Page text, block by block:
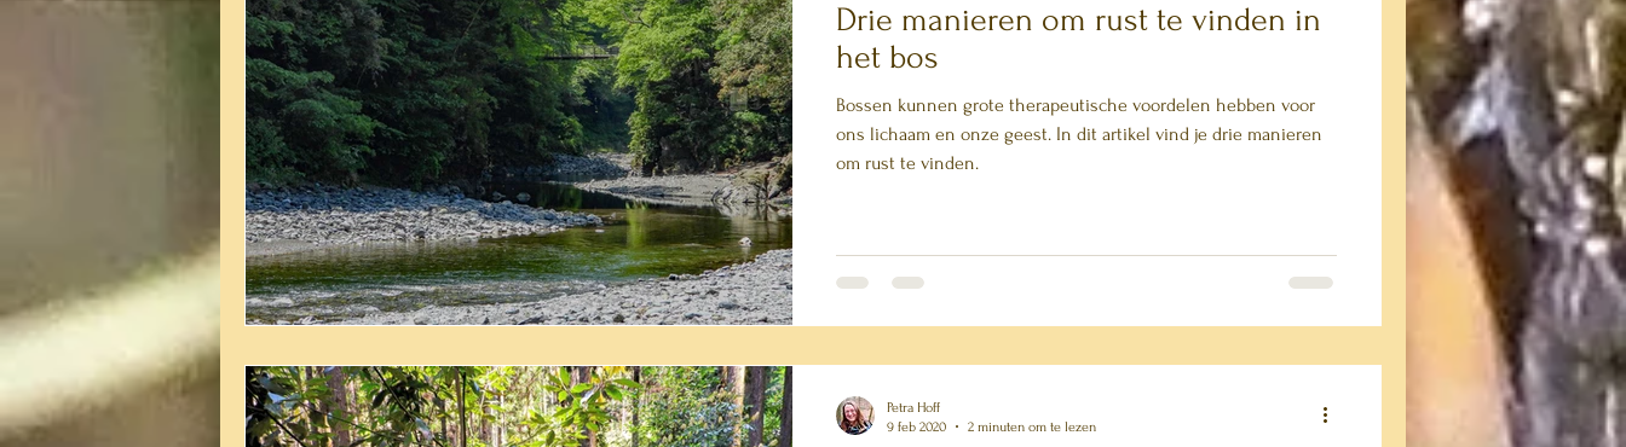
Drie manieren om rust te vinden in
het bos
Bossen kunnen grote therapeutische voordelen hebben voor
ons lichaam en onze geest. In dit artikel vind je drie manieren
om rust te vinden.
Petra Hoff
9 feb 2020
2 minuten om te lezen